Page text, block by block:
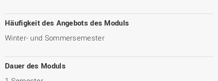
Häufigkeit des Angebots des Moduls
Winter- und Sommersemester
Dauer des Moduls